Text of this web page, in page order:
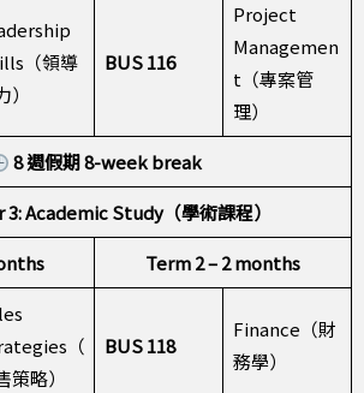
（領導
）
BUS 116
Project
Managemen
t（專案管
理）
8 週假期 8-week break
Academic Study（學術課程）
Term 2 – 2 months
（
策略）
BUS 118
Finance（財
務學）